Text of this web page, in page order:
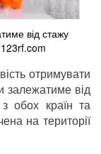
від стажу
123rf.com
отримувати
залежатиме від
обох країн та
на території